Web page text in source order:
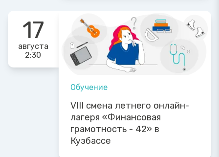
17
августа
2:30
Обучение
VIII смена летнего онлайн-
лагеря «Финансовая
грамотность - 42» в
Кузбассе